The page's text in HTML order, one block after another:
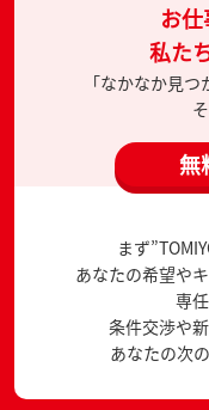
お仕
私た
「なかなか見
無
まず
あなたの希望や
専
条件交渉や
あなたの次